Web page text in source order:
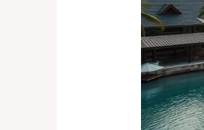
para
tu
viaje